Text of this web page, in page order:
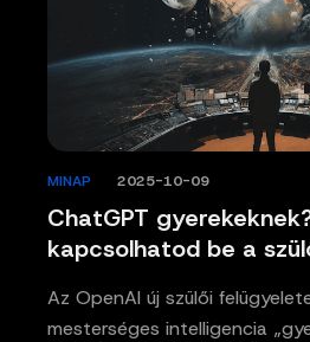
ChatGPT
kapcsolhatod be a
MINAP 2025-10-09
Az OpenAI új szülői
mesterséges intelligencia